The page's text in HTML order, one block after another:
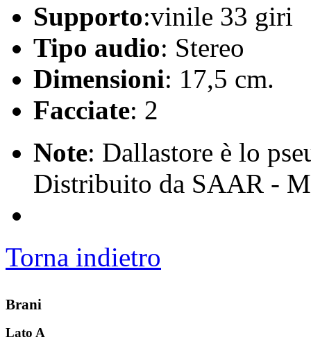
Supporto:vinile 33 giri
Tipo audio: Stereo
Dimensioni: 17,5 cm.
Facciate: 2
Note: Dallastore è lo
Distribuito da SAAR -
Torna indietro
Brani
Lato A